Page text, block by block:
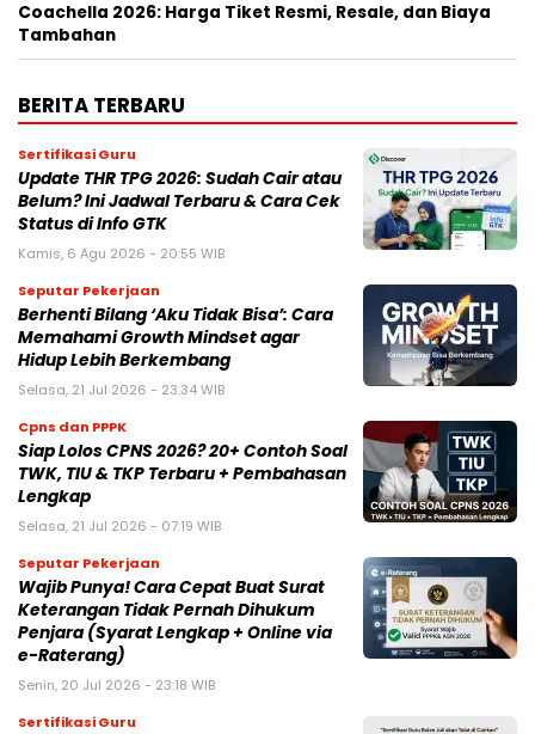
Coachella 2026: Harga Tiket Resmi, Resale, dan Biaya
Tambahan
BERITA TERBARU
Sertifikasi Guru
Update THR TPG 2026: Sudah Cair atau
Belum? Ini Jadwal Terbaru & Cara Cek
Status di Info GTK
Kamis, 6 Agu 2026 - 20:55 WIB
Seputar Pekerjaan
Berhenti Bilang ‘Aku Tidak Bisa’: Cara
Memahami Growth Mindset agar
Hidup Lebih Berkembang
Selasa, 21 Jul 2026 - 23:34 WIB
Cpns dan PPPK
Siap Lolos CPNS 2026? 20+ Contoh Soal
TWK, TIU & TKP Terbaru + Pembahasan
Lengkap
Selasa, 21 Jul 2026 - 07:19 WIB
Seputar Pekerjaan
Wajib Punya! Cara Cepat Buat Surat
Keterangan Tidak Pernah Dihukum
Penjara (Syarat Lengkap + Online via
e-Raterang)
Senin, 20 Jul 2026 - 23:18 WIB
Sertifikasi Guru